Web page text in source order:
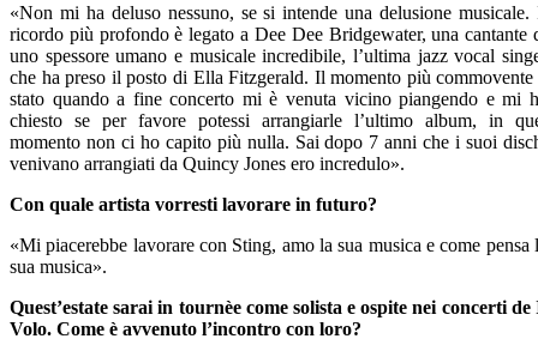
«Non mi ha deluso nessuno, se si intende una delusione musicale.
ricordo più profondo è legato a Dee Dee Bridgewater, una cantante
uno spessore umano e musicale incredibile, l’ultima jazz vocal
che ha preso il posto di Ella Fitzgerald. Il momento più commovente
stato quando a fine concerto mi è venuta vicino piangendo e mi
chiesto se per favore potessi arrangiarle l’ultimo album, in
momento non ci ho capito più nulla. Sai dopo 7 anni che i suoi
venivano arrangiati da Quincy Jones ero incredulo».
Con quale artista vorresti lavorare in futuro?
«Mi piacerebbe lavorare con Sting, amo la sua musica e come pensa
sua musica».
Quest’estate sarai in tournèe come solista e ospite nei concerti de
Volo. Come è avvenuto l’incontro con loro?